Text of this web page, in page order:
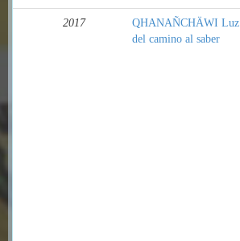
2017
QHANAÑCHÄWI Luz
del camino al saber